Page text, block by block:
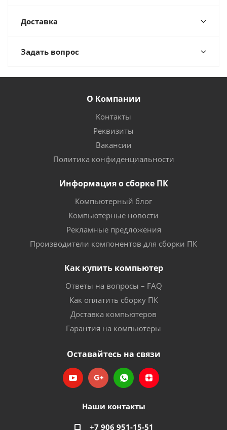
Доставка
Задать вопрос
О Компании
Контакты
Реквизиты
Вакансии
Политика конфиденциальности
Информация о сборке ПК
Компьютерный блог
Компьютерные новости
Рекламные предложения
Производители компонентов для сборки ПК
Как купить компьютер
Ответы на вопросы – FAQ
Как оплатить сборку ПК
Доставка компьютеров
Гарантия на компьютеры
Оставайтесь на связи
Наши контакты
+7 906 951-15-51